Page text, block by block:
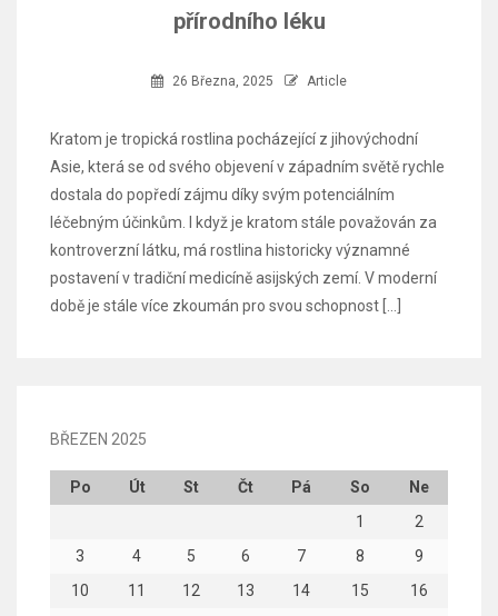
přírodního léku
26 Března, 2025 Article
Kratom je tropická rostlina pocházející z jihovýchodní
Asie, která se od svého objevení v západním světě rychle
dostala do popředí zájmu díky svým potenciálním
léčebným účinkům. I když je kratom stále považován za
kontroverzní látku, má rostlina historicky významné
postavení v tradiční medicíně asijských zemí. V moderní
době je stále více zkoumán pro svou schopnost […]
BŘEZEN 2025
Po Út St Čt Pá So
Ne
1
2
3
4 5 6 7 8
9
10
11 12 13 14 15
16